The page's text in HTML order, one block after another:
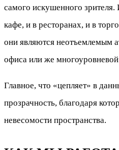
самого искушенного
кафе, и в ресторанах, и в
они являются неотъемлемым
офиса или же
Главное, что «цепляет» в
прозрачность, благодаря
невесомости пространства.